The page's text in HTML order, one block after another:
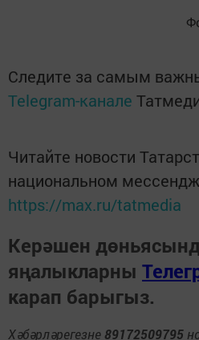
Следите за самым
Telegram-канале
Читайте новости
национальном
https://max.ru/tatmedia
Керәшен
яңалыкларны
карап барыгыз.
Хәбәрләрегезне 89172509795